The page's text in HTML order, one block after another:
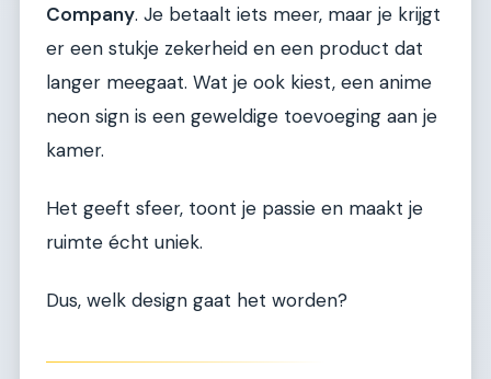
Company. Je betaalt iets meer, maar je krijgt
er een stukje zekerheid en een product dat
langer meegaat. Wat je ook kiest, een anime
neon sign is een geweldige toevoeging aan je
kamer.
Het geeft sfeer, toont je passie en maakt je
ruimte écht uniek.
Dus, welk design gaat het worden?